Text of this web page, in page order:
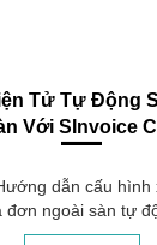
Tử Tự Động
Với SInvoice
dẫn cấu
ngoài sàn tự
tự động